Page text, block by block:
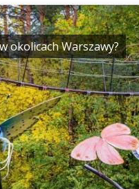
okolicach Warszawy?